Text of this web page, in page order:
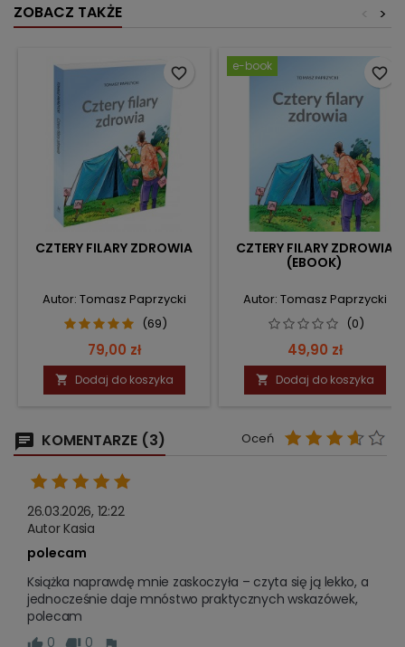
ZOBACZ TAKŻE >
<
CZTERY FILARY ZDROWIA
Autor: Tomasz Paprzycki
(69)
Cena
79,00 zł
 Dodaj do koszyka
favorite_border e-book
CZTERY FILARY ZDROWIA
(EBOOK)
Autor: Tomasz Paprzycki
(0)
Cena
49,90 zł
 Dodaj do koszyka
favorite_border
KOMENTARZE (3) Oceń
26.03.2026, 12:22
Autor Kasia
polecam
Książka naprawdę mnie zaskoczyła – czyta się ją lekko, a
jednocześnie daje mnóstwo praktycznych wskazówek,
polecam
0
0